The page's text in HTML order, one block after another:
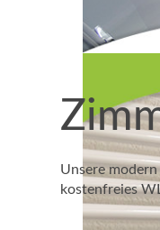
Unsere
kostenfreies